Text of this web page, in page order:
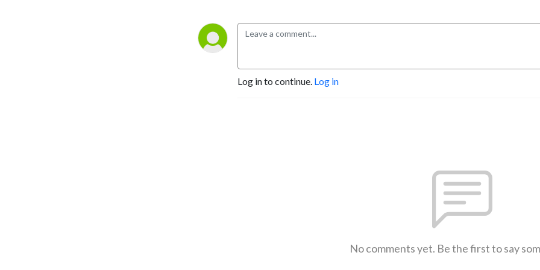
Log in to continue. Log in
No comments yet. Be the first to say